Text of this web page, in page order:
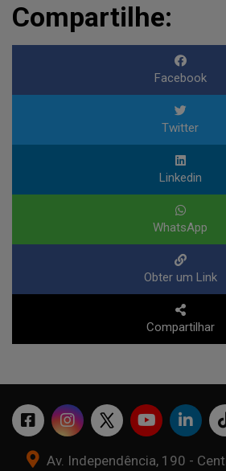
Compartilhe:
Facebook
Twitter
Linkedin
WhatsApp
Obter um Link
Compartilhar
Av. Independência, 190 -